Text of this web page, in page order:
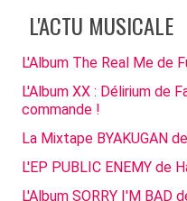
L'ACTU MUSICALE
L'Album The Real Me de
L'Album XX : Délirium de
commande !
La Mixtape BYAKUGAN
L'EP PUBLIC ENEMY de
L'Album SORRY I'M BAD